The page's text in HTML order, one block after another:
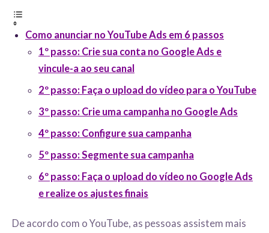
Como anunciar no YouTube Ads em 6 passos
1º passo: Crie sua conta no Google Ads e
vincule-a ao seu canal
2º passo: Faça o upload do vídeo para o YouTube
3º passo: Crie uma campanha no Google Ads
4º passo: Configure sua campanha
5º passo: Segmente sua campanha
6º passo: Faça o upload do vídeo no Google Ads
e realize os ajustes finais
De acordo com o YouTube, as pessoas assistem mais